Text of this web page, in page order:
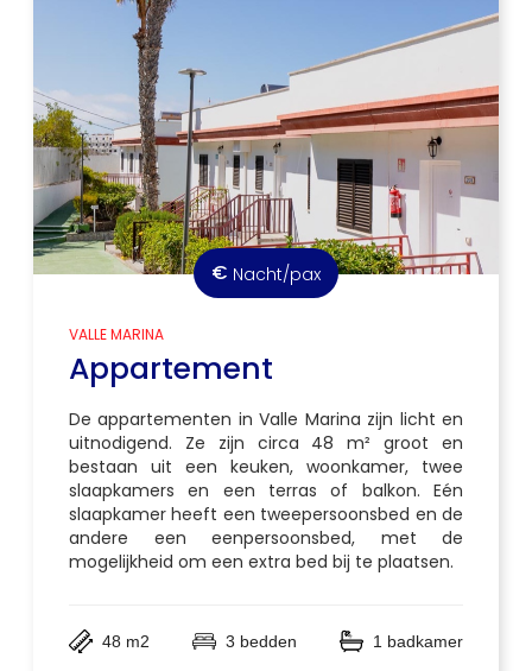
€ Nacht/pax
VALLE MARINA
Appartement
De appartementen in Valle Marina zijn licht en
uitnodigend. Ze zijn circa 48 m² groot en
bestaan ​​uit een keuken, woonkamer, twee
slaapkamers en een terras of balkon. Eén
slaapkamer heeft een tweepersoonsbed en de
andere een eenpersoonsbed, met de
mogelijkheid om een ​​extra bed bij te plaatsen.
48 m2 3 bedden 1 badkamer